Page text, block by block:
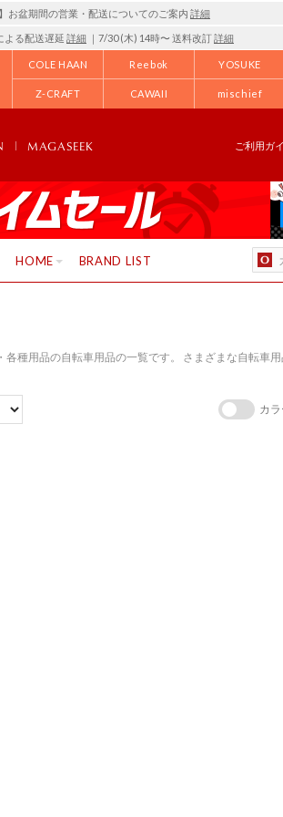
】お盆期間の営業・配送についてのご案内 詳細
よる配送遅延 詳細 ｜7/30 (木) 14時〜 送料改訂詳細
COLE HAAN Reebok YOSUKE
Z-CRAFT CAWAII mischief
MAGASEEK ご利用ガ
HOME BRAND LIST
各種用品の自転車用品の一覧です。 さまざまな自転車用
カ